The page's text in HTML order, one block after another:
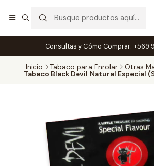
Consultas y Cómo Comprar: +569
Inicio Tabaco para Enrolar Otras
Tabaco Black Devil Natural Especial